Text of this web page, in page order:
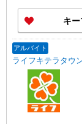
キ
アルバイト
ライフキテラタウ